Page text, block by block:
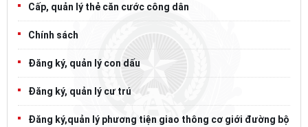
Cấp, quản lý thẻ căn cước công dân
Chính sách
Đăng ký, quản lý con dấu
Đăng ký, quản lý cư trú
Đăng ký,quản lý phương tiện giao thông cơ giới đường bộ